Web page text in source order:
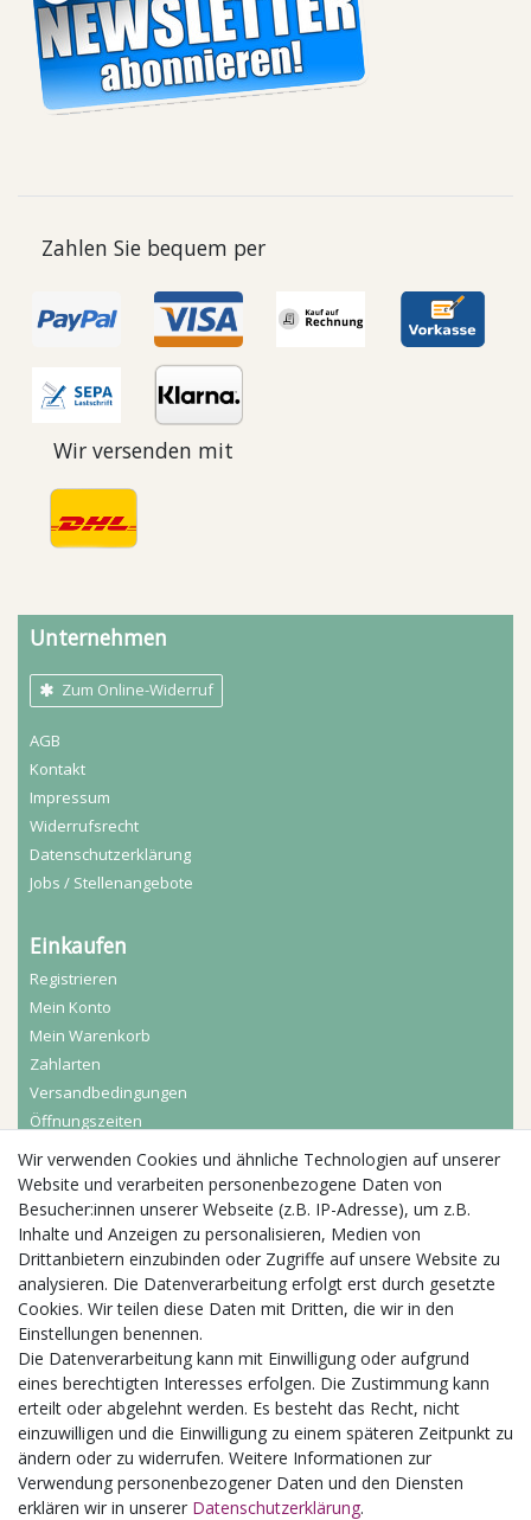
Zahlen Sie bequem per
Wir versenden mit
Unternehmen
Zum Online-Widerruf
AGB
Kontakt
Impressum
Widerrufs­recht
Daten­schutz­erklärung
Jobs / Stellenangebote
Einkaufen
Registrieren
Mein Konto
Mein Warenkorb
Zahlarten
Versandbedingungen
Öffnungszeiten
Aktuelles
Busgruppen
Kindergeburtstage
Kindergartenausflug
Schulklassenausflug
Zwillingsrabatt
Wir verwenden Cookies und ähnliche Technologien auf unserer
Website und verarbeiten personenbezogene Daten von
Besucher:innen unserer Webseite (z.B. IP-Adresse), um z.B.
Inhalte und Anzeigen zu personalisieren, Medien von
Drittanbietern einzubinden oder Zugriffe auf unsere Website zu
analysieren. Die Datenverarbeitung erfolgt erst durch gesetzte
Cookies. Wir teilen diese Daten mit Dritten, die wir in den
Einstellungen benennen.
Die Datenverarbeitung kann mit Einwilligung oder aufgrund
eines berechtigten Interesses erfolgen. Die Zustimmung kann
erteilt oder abgelehnt werden. Es besteht das Recht, nicht
einzuwilligen und die Einwilligung zu einem späteren Zeitpunkt zu
ändern oder zu widerrufen. Weitere Informationen zur
Verwendung personenbezogener Daten und den Diensten
erklären wir in unserer Daten­schutz­erklärung.